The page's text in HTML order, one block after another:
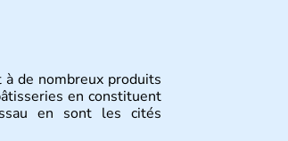
à de nombreux produits
en constituent
en sont les cités